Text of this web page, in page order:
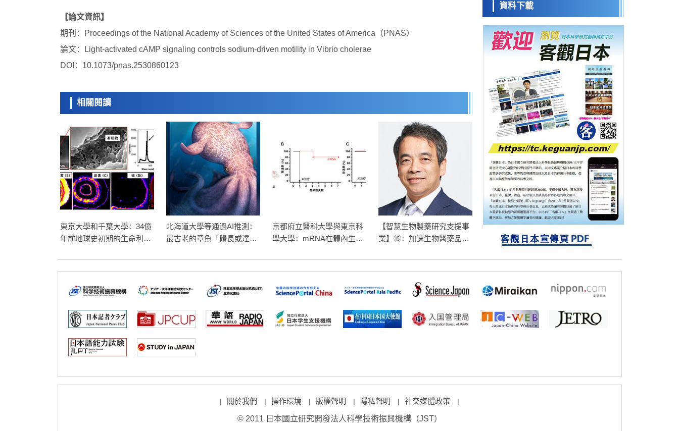
【論文資訊】
期刊：Proceedings of the National Academy of Sciences of the United States of America（PNAS）
論文：Light-activated cAMP signaling controls sodium-driven motility in Vibrio cholerae
DOI：10.1073/pnas.2530860123
相關閱讀
東京大學和千葉大學：34億
年前地球史初期的生命利用
北海道大學等通過AI推測：
最古老的章魚「體長或達19
鏈頂端掠食者
京都府立醫科大學與東京科
學大學：mRNA在體內生成
受細菌毒素侵害
【智慧生物製藥研究支援事
業】⑮：加速生物醫藥品研
產官學的「樞紐」推進臨床
日本成立「以人為本AI聯盟」——力爭藉助
AI拓展社會公眾創造力，依託產學合作推進
研發
大阪大學開發出膜脂質視覺化工具，使脂質
探針的高效開發成為可能
科學研究
立教大學在試管內構建長鏈人工基因組DNA
自我複製系統，有望實現攜帶大量基因的人
工細胞
政策
日本科研費增設國際共同研究強化新類別，
促進青年研究人員赴海外開展研究
科學研究
京都大學高效生成光的構成單元「光子」，
可應用於量子電腦
科學研究
開發出300億年僅誤差1秒的光晶格鐘，構建
網路將其打造為次世代社會基礎設施
經濟・社會
日本成立「以人為本AI聯盟」——力爭藉助
AI拓展社會公眾創造力，依託產學合作推進
研發
科學研究
大阪大學開發出膜脂質視覺化工具，使脂質
探針的高效開發成為可能
科學研究
立教大學在試管內構建長鏈人工基因組DNA
自我複製系統，有望實現攜帶大量基因的人
工細胞
日本科學未
流員
戴維
資料下載
| 關於我們 | 操作環境 | 版權聲明 | 隱私聲明 | 社交媒體政策 |
© 2011 日本國立研究開發法人科學技術振興機構（JST）